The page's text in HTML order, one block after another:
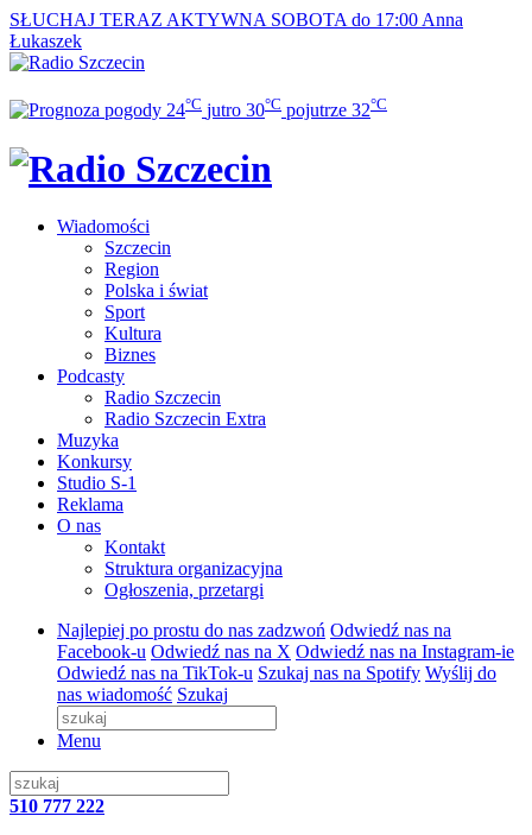
SŁUCHAJ TERAZ AKTYWNA SOBOTA do 17:00 Anna
Łukaszek
24°C jutro 30°C pojutrze 32°C
Wiadomości
Szczecin
Region
Polska i świat
Sport
Kultura
Biznes
Podcasty
Radio Szczecin
Radio Szczecin Extra
Muzyka
Konkursy
Studio S-1
Reklama
O nas
Kontakt
Struktura organizacyjna
Ogłoszenia, przetargi
Najlepiej po prostu do nas zadzwoń Odwiedź nas na
Facebook-u Odwiedź nas na X Odwiedź nas na Instagram-ie
Odwiedź nas na TikTok-u Szukaj nas na Spotify Wyślij do
nas wiadomość Szukaj
Menu
510 777 222